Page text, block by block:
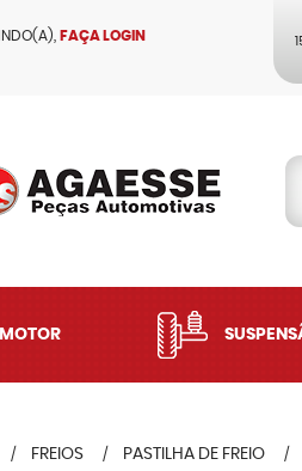
FAÇA LOGIN
MOTOR
FREIOS PASTILHA DE FREIO